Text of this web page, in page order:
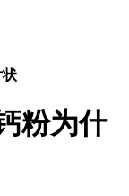
状
粉为什